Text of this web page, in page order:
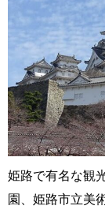
姫路で有名な観
園、姫路市立美